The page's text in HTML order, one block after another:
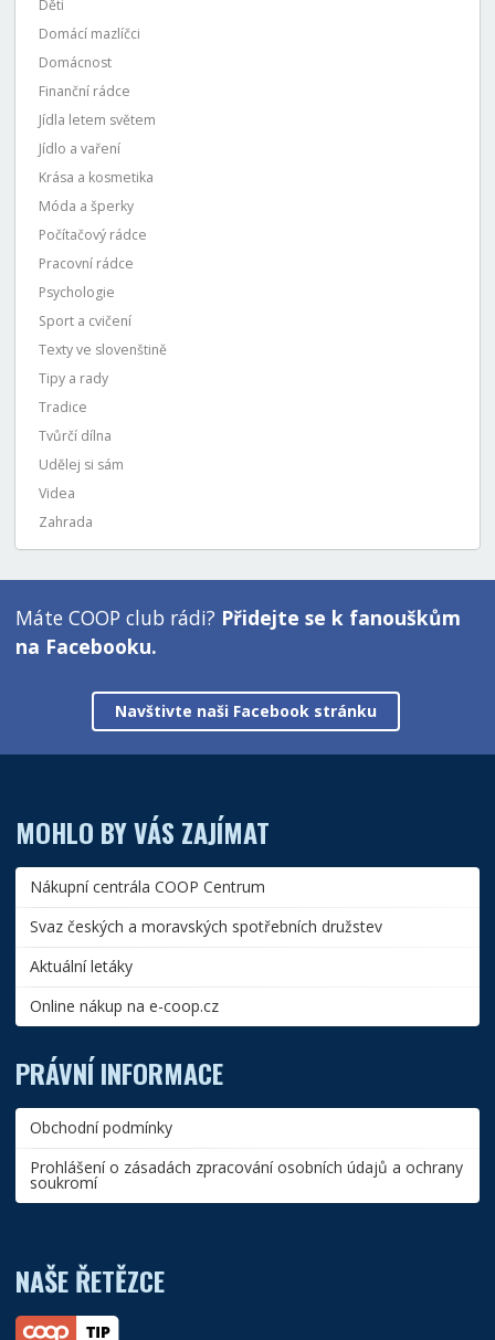
Děti
Domácí mazlíčci
Domácnost
Finanční rádce
Jídla letem světem
Jídlo a vaření
Krása a kosmetika
Móda a šperky
Počítačový rádce
Pracovní rádce
Psychologie
Sport a cvičení
Texty ve slovenštině
Tipy a rady
Tradice
Tvůrčí dílna
Udělej si sám
Videa
Zahrada
Máte COOP club rádi? Přidejte se k fanouškům
na Facebooku.
Navštivte naši Facebook stránku
MOHLO BY VÁS ZAJÍMAT
Nákupní centrála COOP Centrum
Svaz českých a moravských spotřebních družstev
Aktuální letáky
Online nákup na e-coop.cz
PRÁVNÍ INFORMACE
Obchodní podmínky
Prohlášení o zásadách zpracování osobních údajů a ochrany
soukromí
NAŠE ŘETĚZCE